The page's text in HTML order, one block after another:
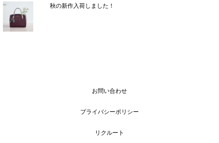
秋の新作入荷しました！
お問い合わせ
プライバシーポリシー
リクルート